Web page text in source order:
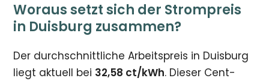
Woraus setzt sich der Strompreis
in Duisburg zusammen?
Der durchschnittliche Arbeitspreis in Duisburg
liegt aktuell bei 32,58 ct/kWh. Dieser Cent-